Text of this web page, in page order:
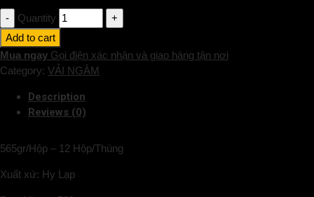
Quantity
Add to cart
Mua ngay Gọi điện xác nhận và giao hàng tận nơi
Category: VẢI NGÂM
Description
Reviews (0)
565gr/Hộp – 12 Hộp/Thùng
Xuất xứ: Hy Lạp